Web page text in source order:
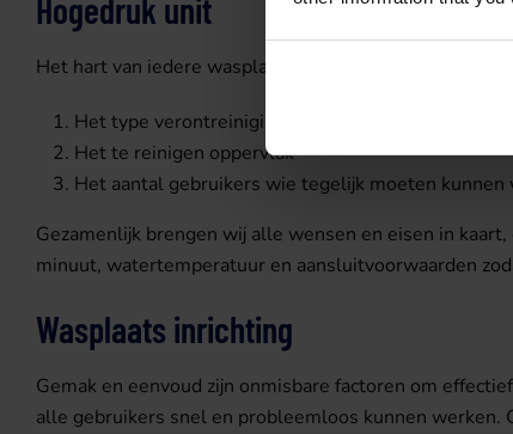
Hogedruk unit
Het hart van iedere wasplaats is de juiste
Het type verontreiniging
Het te reinigen oppervlak
Het aantal gebruikers wie tegelijk moeten kunnen
Gezamenlijk brengen wij alle wensen en eisen in
minuut, watertemperatuur en aansluitvoorwaarden
Wasplaats inrichting
Gemak en eenvoud zijn onmisbare factoren om
alle gebruikers snel en probleemloos kunnen